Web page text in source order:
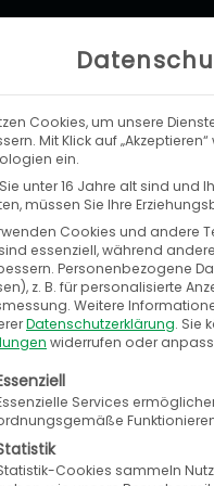
LEISTUNGEN
beim
Melchior
Cookies, um unsere
Mit Klick auf
ein.
unter 16 Jahre alt sind und
müssen Sie Ihre
Cookies und andere
essenziell, während
Personenbezogene
z. B. für personalisierte
Weitere
Datenschutzerklärung. Sie
widerrufen oder
eine Liste der
Services
Cookies sammeln